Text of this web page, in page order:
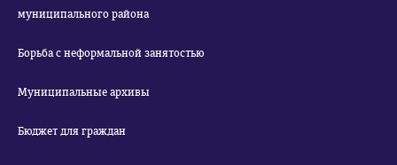
муниципального района
Борьба с неформальной занятостью
Муниципальные архивы
Бюджет для граждан